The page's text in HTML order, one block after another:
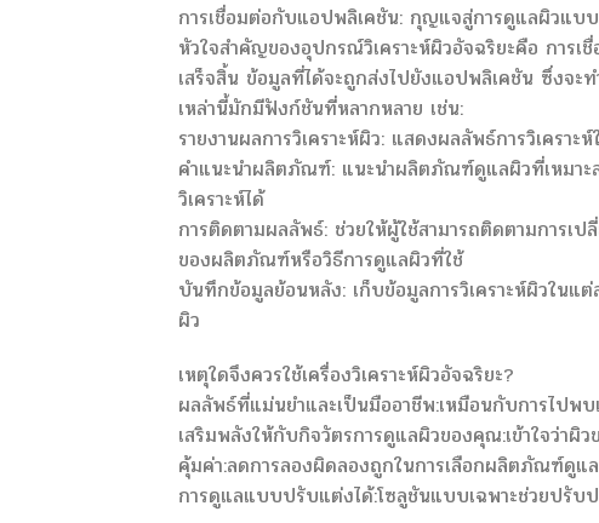
การเชื่อมต่อกับแอปพลิเคชัน: กุญแจสู่การดูแลผิวแบ
หัวใจสำคัญของอุปกรณ์วิเคราะห์ผิวอัจฉริยะคือ การ
เสร็จสิ้น ข้อมูลที่ได้จะถูกส่งไปยังแอปพลิเคชัน ซึ่งจะ
เหล่านี้มักมีฟังก์ชันที่หลากหลาย เช่น:
รายงานผลการวิเคราะห์ผิว: แสดงผลลัพธ์การวิเคร
คำแนะนำผลิตภัณฑ์: แนะนำผลิตภัณฑ์ดูแลผิวที่เหมาะ
วิเคราะห์ได้
การติดตามผลลัพธ์: ช่วยให้ผู้ใช้สามารถติดตามการเ
ของผลิตภัณฑ์หรือวิธีการดูแลผิวที่ใช้
บันทึกข้อมูลย้อนหลัง: เก็บข้อมูลการวิเคราะห์ผิวในแ
ผิว
เหตุใดจึงควรใช้เครื่องวิเคราะห์ผิวอัจฉริยะ?
ผลลัพธ์ที่แม่นยำและเป็นมืออาชีพ:เหมือนกับการไป
เสริมพลังให้กับกิจวัตรการดูแลผิวของคุณ:เข้าใจว่า
คุ้มค่า:ลดการลองผิดลองถูกในการเลือกผลิตภัณฑ์ดูแ
การดูแลแบบปรับแต่งได้:โซลูชันแบบเฉพาะช่วยปรับ